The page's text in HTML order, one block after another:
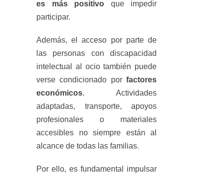
es más positivo que impedir
participar.
Además, el acceso por parte de
las personas con discapacidad
intelectual al ocio también puede
verse condicionado por factores
económicos. Actividades
adaptadas, transporte, apoyos
profesionales o materiales
accesibles no siempre están al
alcance de todas las familias.
Por ello, es fundamental impulsar